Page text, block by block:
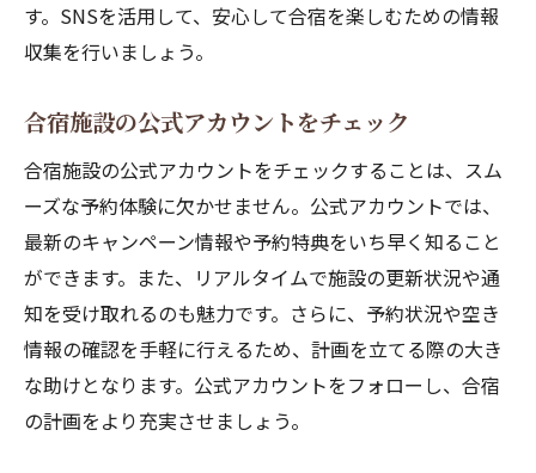
す。SNSを活用して、安心して合宿を楽しむための情報
収集を行いましょう。
合宿施設の公式アカウントをチェック
合宿施設の公式アカウントをチェックすることは、スム
ーズな予約体験に欠かせません。公式アカウントでは、
最新のキャンペーン情報や予約特典をいち早く知ること
ができます。また、リアルタイムで施設の更新状況や通
知を受け取れるのも魅力です。さらに、予約状況や空き
情報の確認を手軽に行えるため、計画を立てる際の大き
な助けとなります。公式アカウントをフォローし、合宿
の計画をより充実させましょう。